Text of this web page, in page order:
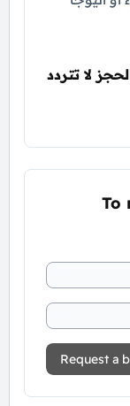
لا تتردد
To
Request a